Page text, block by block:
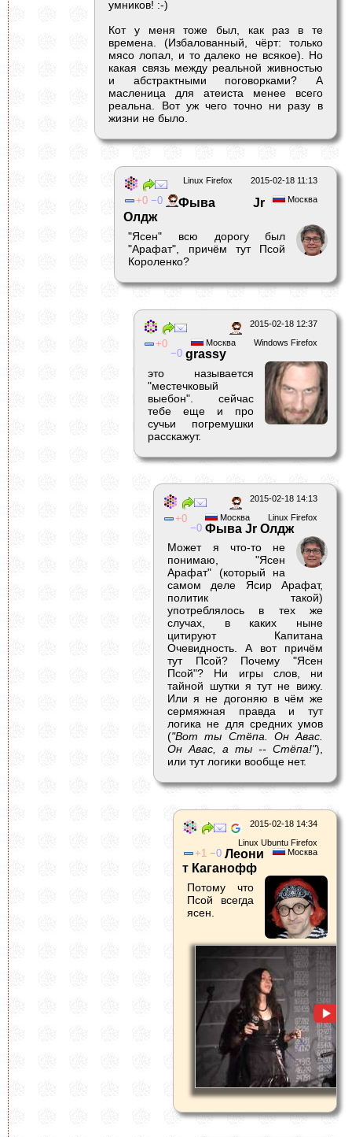
умников! :-)
Кот у меня тоже был, как раз в те
времена. (Избалованный, чёрт: только
мясо лопал, и то далеко не всякое). Но
какая связь между реальной живностью
и абстрактными поговорками? А
масленица для атеиста менее всего
реальна. Вот уж чего точно ни разу в
жизни не было.
2015-02-18 11:13
Linux Firefox
Москва
0 0
Фыва Jr
Олдж
"Ясен" всю дорогу был
"Арафат", причём тут Псой
Короленко?
2015-02-18 12:37
Windows Firefox
Москва
0
0 grassy
это называется
"местечковый
выебон". сейчас
тебе еще и про
сучьи погремушки
расскажут.
2015-02-18 14:13
Linux Firefox
Москва
0
0 Фыва Jr Олдж
Может я что-то не
понимаю, "Ясен
Арафат" (который на
самом деле Ясир Арафат,
политик такой)
употреблялось в тех же
случах, в каких ныне
цитируют Капитана
Очевидность. А вот причём
тут Псой? Почему "Ясен
Псой"? Ни игры слов, ни
тайной шутки я тут не вижу.
Или я не догоняю в чём же
сермяжная правда и тут
логика не для средних умов
("Вот ты Стёпа. Он Авас.
Он Авас, а ты -- Стёпа!"),
или тут логики вообще нет.
2015-02-18 14:34
Linux Ubuntu Firefox
Москва
1 0 Леони
т Каганофф
Потому что
Псой всегда
ясен.